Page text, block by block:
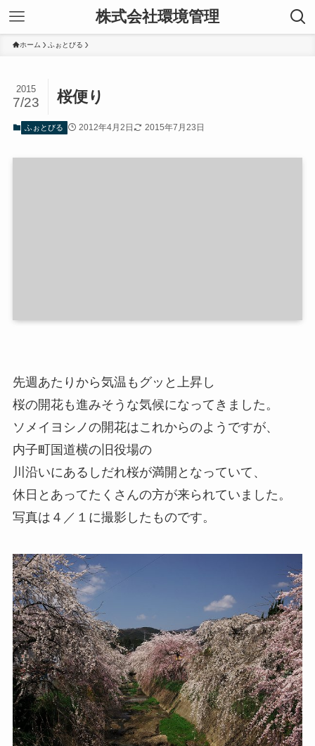
株式会社環境管理
ホーム ふぉとびる
桜便り
2015
7/23
ふぉとびる 2012年4月2日 2015年7月23日
先週あたりから気温もグッと上昇し
桜の開花も進みそうな気候になってきました。
ソメイヨシノの開花はこれからのようですが、
内子町国道横の旧役場の
川沿いにあるしだれ桜が満開となっていて、
休日とあってたくさんの方が来られていました。
写真は４／１に撮影したものです。